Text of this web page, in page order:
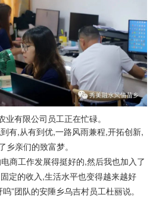
有限公司员工正在忙碌。
有,从有到优,一路风雨兼程,开拓创新,
亲们的致富梦。
商工作发展得挺好的,然后我也加入了
定的收入,生活水平也变得越来越好
”团队的安陲乡乌吉村员工杜丽说。